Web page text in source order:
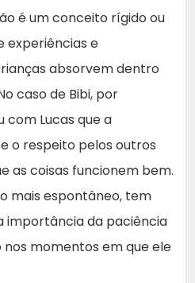
é um conceito rígido ou
experiências e
absorvem dentro
caso de Bibi, por
com Lucas que a
o respeito pelos outros
as coisas funcionem bem.
mais espontâneo, tem
importância da paciência
momentos em que ele